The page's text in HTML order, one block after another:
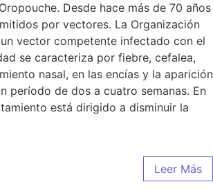
Desde hace más de 70 años
por vectores. La Organización
vector competente infectado con el
se caracteriza por fiebre, cefalea,
nasal, en las encías y la aparición
período de dos a cuatro semanas. En
está dirigido a disminuir la
Leer Más